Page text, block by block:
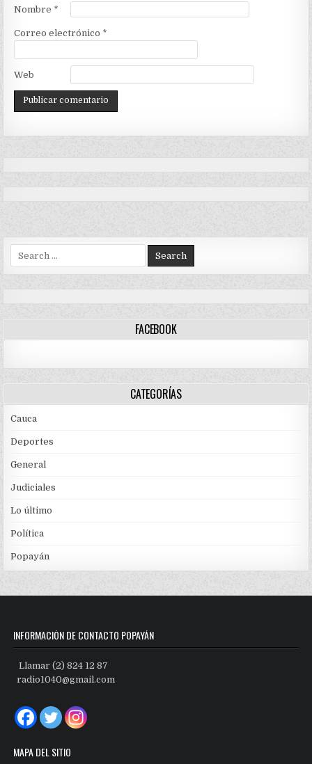
Nombre *
Correo electrónico *
Web
for:
FACEBOOK
CATEGORÍAS
Cauca
Deportes
General
Judiciales
Lo último
Política
Popayán
INFORMACIÓN DE CONTACTO POPAYÁN
Llamar (2) 824 12 87
radio1040@gmail.com
MAPA DEL SITIO